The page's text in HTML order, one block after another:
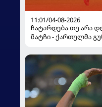
11:01/04-08-2026
ჩატარდება თუ არა
მატჩი - ქართულმა